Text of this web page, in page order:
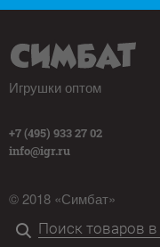
Игрушки оптом
+7 (495) 933 27 02
info@igr.ru
© 2018 «Симбат»